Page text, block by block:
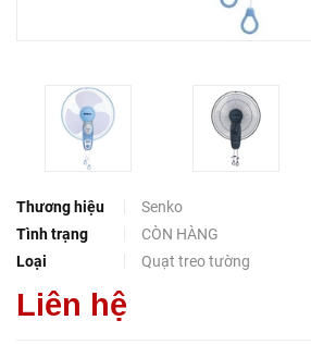
Thương hiệu
Senko
Tình trạng
CÒN HÀNG
Loại
Quạt treo tường
Liên hệ